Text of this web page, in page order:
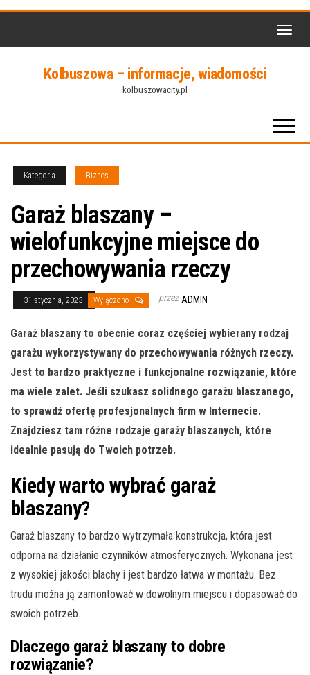
Kolbuszowa – informacje, wiadomości
kolbuszowacity.pl
Kategoria Biznes
Garaż blaszany –
wielofunkcyjne miejsce do
przechowywania rzeczy
31 stycznia, 2023 Wyłączono przez ADMIN
Garaż blaszany to obecnie coraz częściej wybierany rodzaj
garażu wykorzystywany do przechowywania różnych rzeczy.
Jest to bardzo praktyczne i funkcjonalne rozwiązanie, które
ma wiele zalet. Jeśli szukasz solidnego garażu blaszanego,
to sprawdź ofertę profesjonalnych firm w Internecie.
Znajdziesz tam różne rodzaje garaży blaszanych, które
idealnie pasują do Twoich potrzeb.
Kiedy warto wybrać garaż
blaszany?
Garaż blaszany to bardzo wytrzymała konstrukcja, która jest
odporna na działanie czynników atmosferycznych. Wykonana jest
z wysokiej jakości blachy i jest bardzo łatwa w montażu. Bez
trudu można ją zamontować w dowolnym miejscu i dopasować do
swoich potrzeb.
Dlaczego garaż blaszany to dobre
rozwiązanie?